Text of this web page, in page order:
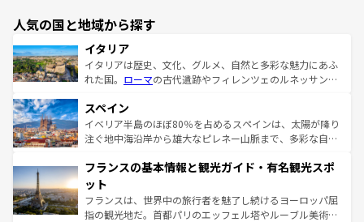
人気の国と地域から探す
イタリア
イタリアは歴史、文化、グルメ、自然と多彩な魅力にあふ
れた国。 ローマの古代遺跡やフィレンツェのルネッサンス
ろん、トスカーナの美しい田園風景やアマルフィ海岸の絶
景など、自然景観も見逃せない。観光の合間には、本場の
ピザやパスタなど、絶品のイタリア料理を堪能することも
ませてくれるイタリアで、忘れられない旅をしてみよう！
なお、新着のイタリア情報は
しい。
スペイン
イベリア半島のほぼ80％を占めるスペインは、太陽が降り
注ぐ地中海沿岸から雄大なピレネー山脈まで、多彩な自然
文化が根付くこの国では、情熱的なフラメンコ、熱気あふ
れる闘牛、そして美味しいタパスが生活の一部となってい
る。首都マドリードの洗練された雰囲気や、バルセロナの
アートに溢れた街角から、地方では古代ローマ遺跡や中世
フランスの基本情報と観光ガイド・有名観光スポ
ット
フランスは、世界中の旅行者を魅了し続けるヨーロッパ屈
指の観光地だ。首都パリのエッフェル塔やルーブル美術館